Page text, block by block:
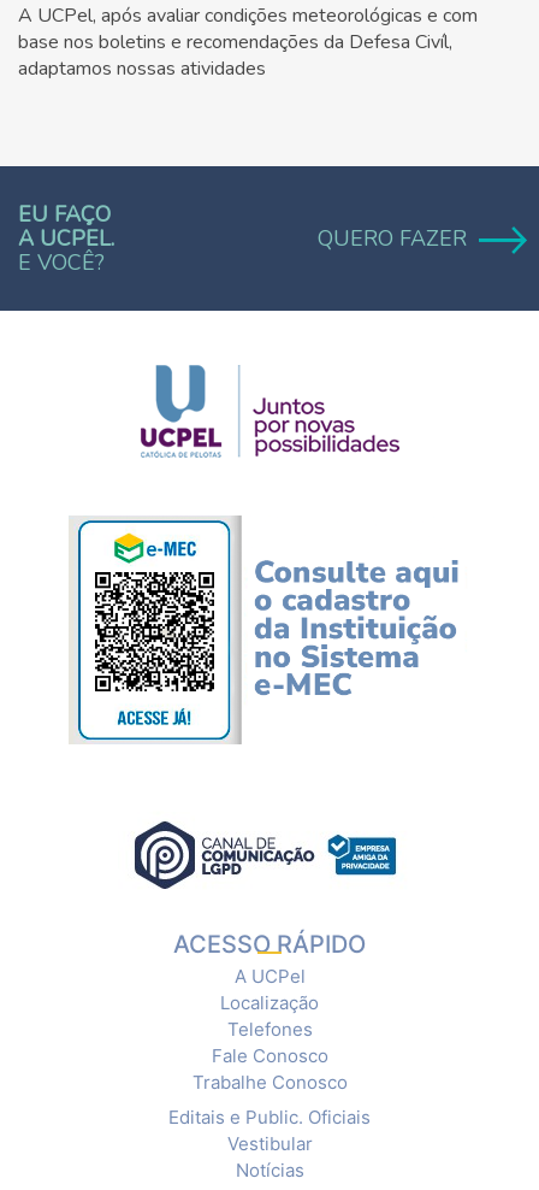
A UCPel, após avaliar condições meteorológicas e com
base nos boletins e recomendações da Defesa Civíl,
adaptamos nossas atividades
EU FAÇO
A UCPEL.
E VOCÊ?
QUERO FAZER
ACESSO RÁPIDO
A UCPel
Localização
Telefones
Fale Conosco
Trabalhe Conosco
Editais e Public. Oficiais
Vestibular
Notícias